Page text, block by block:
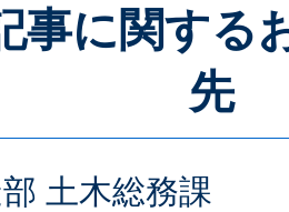
事に関する
先
土木総務課